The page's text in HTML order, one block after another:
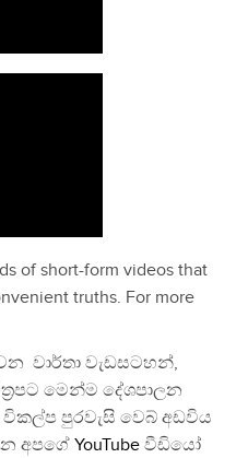
of short-form videos that
truths. For more
වාර්තා වැඩසටහන්,
මෙන්ම දේශපාලන
පුරවැසි වෙබ් අඩවිය
අපගේ YouTube වීඩියෝ